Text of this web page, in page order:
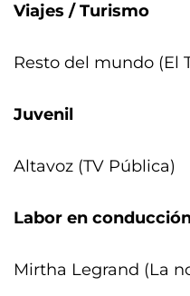
Viajes / Turismo
Resto del mundo (El
Juvenil
Altavoz (TV Pública)
Labor en
Mirtha Legrand (La